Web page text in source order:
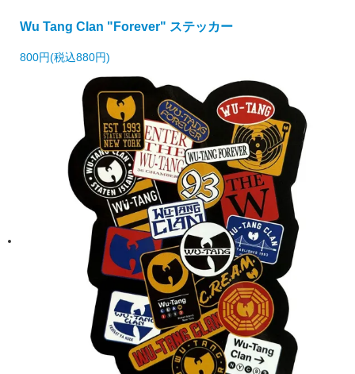
Wu Tang Clan "Forever" ステッカー
800円(税込880円)